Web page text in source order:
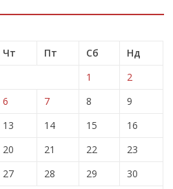
Чт Пт Сб
Нд
1
2
6 7 8
9
13 14 15
16
20 21 22
23
27 28 29
30